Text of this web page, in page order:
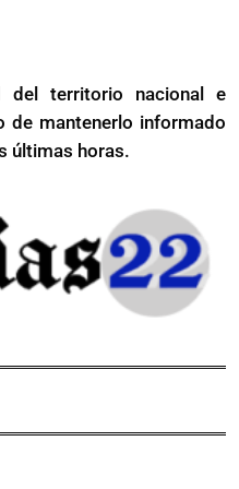
del territorio nacional e
de mantenerlo informado
últimas horas.